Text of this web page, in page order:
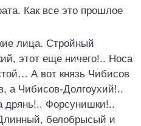
Как все это прошлое
лица. Стройный
этот еще ничего!.. Носа
А вот князь Чибисов
а Чибисов-Долгоухий!..
Форсунишки!..
белобрысый и